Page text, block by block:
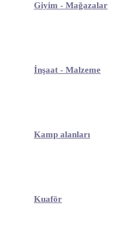
Giyim - Mağazalar
İnşaat - Malzeme
Kamp alanları
Kuaför